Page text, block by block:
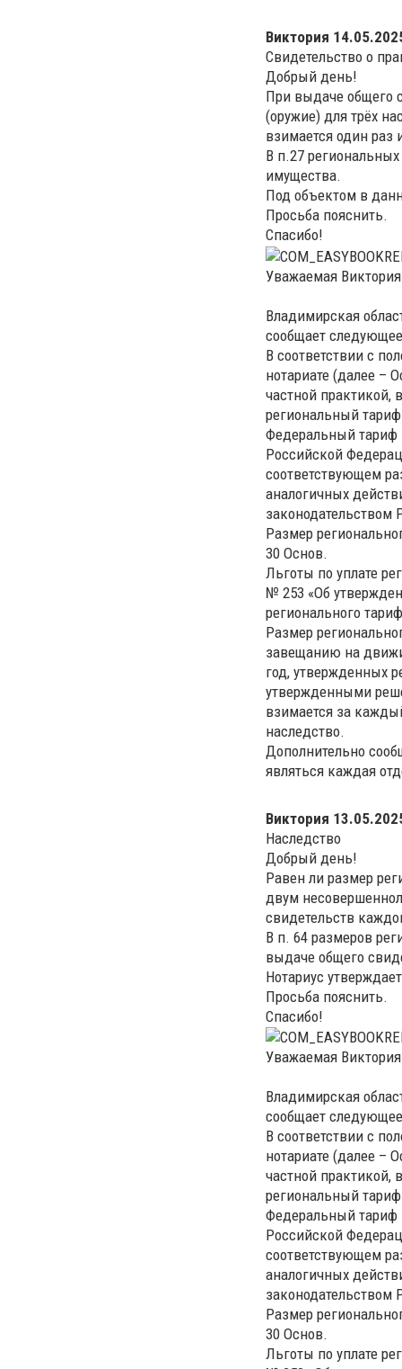
Виктория
Свидетельство о
Добрый день!
При выдаче общего
(оружие) для трёх
взимается один раз
В п.27
имущества.
Под объектом в
Просьба пояснить.
Спасибо!
Уважаемая
Владимирская
сообщает
В соответствии с
нотариате (далее –
частной
региональный
Федеральный тариф
Российской
соответствующем
аналогичных
законодательством
Размер
30 Основ.
Льготы по уплате
№ 253 «Об
регионального
Размер
завещанию на
год, утвержденных
утвержденными
взимается за
наследство.
Дополнительно
являться каждая
Виктория
Наследство
Добрый день!
Равен ли размер
двум
свидетельств
В п. 64 размеров
выдаче общего
Нотариус
Просьба пояснить.
Спасибо!
Уважаемая
Владимирская
сообщает
В соответствии с
нотариате (далее –
частной
региональный
Федеральный тариф
Российской
соответствующем
аналогичных
законодательством
Размер
30 Основ.
Льготы по уплате